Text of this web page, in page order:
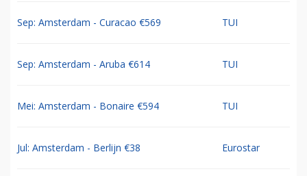
Sep: Amsterdam - Curacao €569 TUI
Sep: Amsterdam - Aruba €614 TUI
Mei: Amsterdam - Bonaire €594 TUI
Jul: Amsterdam - Berlijn €38 Eurostar